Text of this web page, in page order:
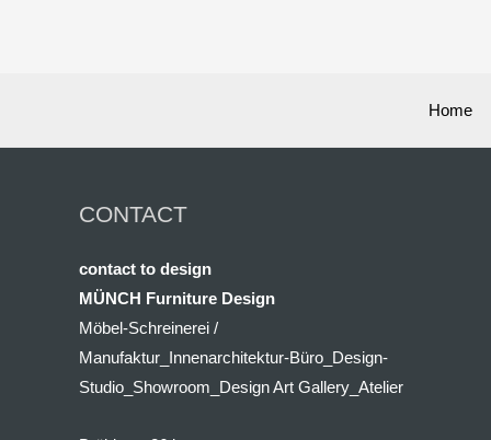
Home
CONTACT
contact to design
MÜNCH Furniture Design
Möbel-Schreinerei /
Manufaktur_Innenarchitektur-Büro_Design-
Studio_Showroom_Design Art Gallery_Atelier